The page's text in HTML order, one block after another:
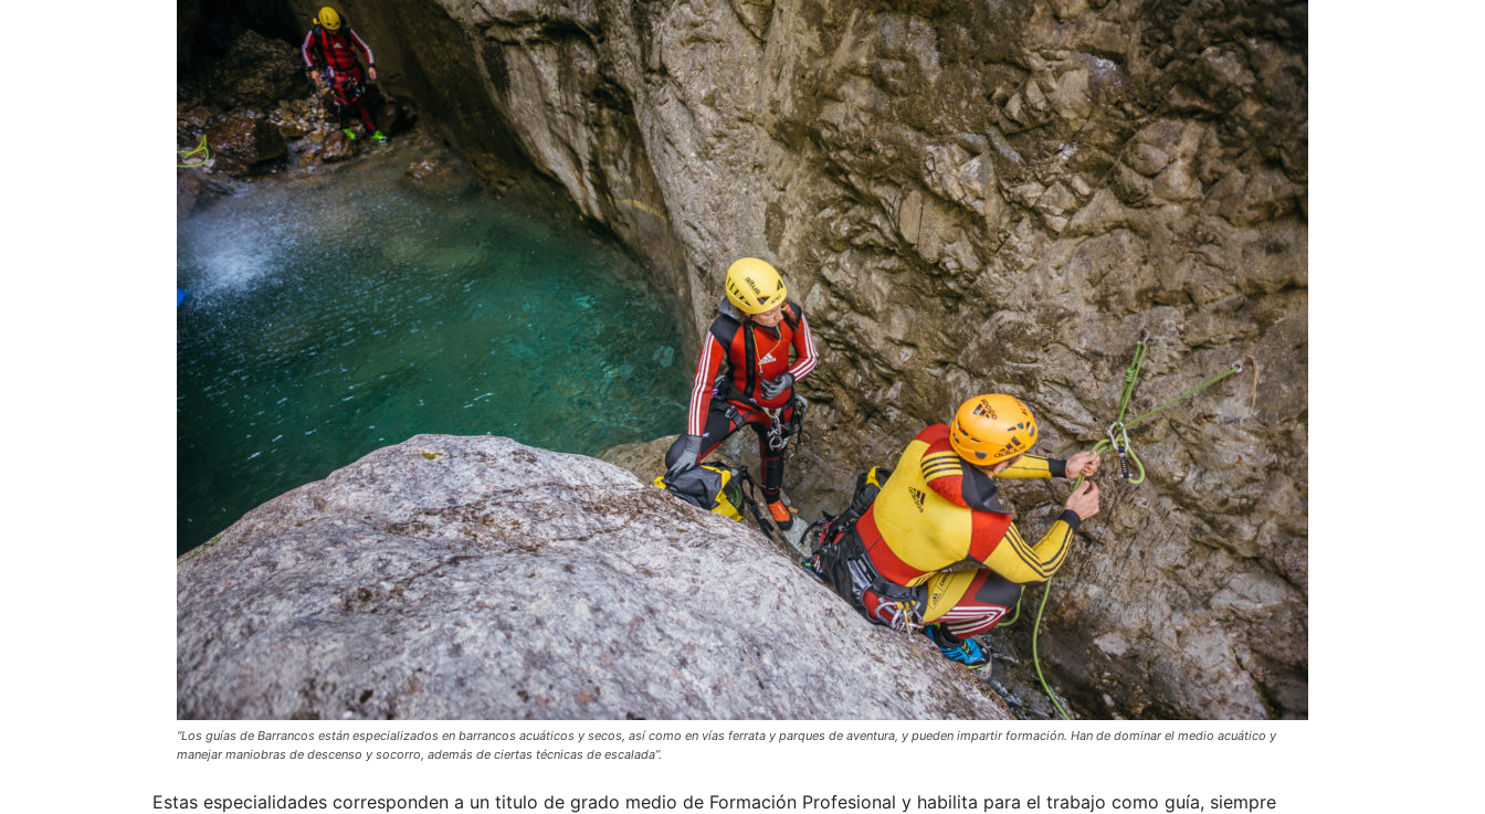
“Los guías de Barrancos están especializados en barrancos acuáticos y secos, así como en vías ferrata y parques de aventura, y pueden impartir formación. Han de dominar el medio acuático y
manejar maniobras de descenso y socorro, además de ciertas técnicas de escalada”.
Estas especialidades corresponden a un titulo de grado medio de Formación Profesional y habilita para el trabajo como guía, siempre